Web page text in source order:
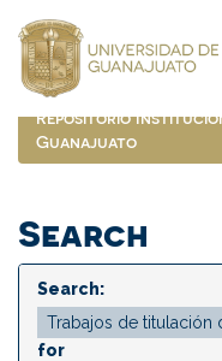
navigation
Repositorio
Guanajuato
Search
Search:
for